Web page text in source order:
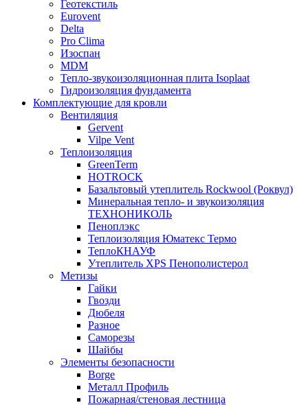
Геотекстиль
Eurovent
Delta
Pro Clima
Изоспан
MDM
Тепло-звукоизоляционная плита Isoplaat
Гидроизоляция фундамента
Комплектующие для кровли
Вентиляция
Gervent
Vilpe Vent
Теплоизоляция
GreenTerm
HOTROCK
Базальтовый утеплитель Rockwool (Роквул)
Минеральная тепло- и звукоизоляция
ТЕХНОНИКОЛЬ
Пеноплэкс
Теплоизоляция Юматекс Термо
ТеплоКНАУФ
Утеплитель XPS Пенополистерол
Метизы
Гайки
Гвозди
Дюбеля
Разное
Саморезы
Шайбы
Элементы безопасности
Borge
Металл Профиль
Пожарная/стеновая лестница